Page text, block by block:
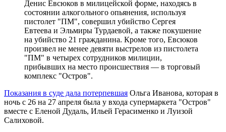
Денис Евсюков в милицейской форме, находясь в
состоянии алкогольного опьянения, используя
пистолет "ПМ", совершил убийство Сергея
Евтеева и Эльмиры Турдаевой, а также покушение
на убийство 21 гражданина. Кроме того, Евсюков
произвел не менее девяти выстрелов из пистолета
"ПМ" в четырех сотрудников милиции,
прибывших на место происшествия — в торговый
комплекс "Остров".
Показания в суде дала потерпевшая Ольга Иванова, которая в
ночь с 26 на 27 апреля была у входа супермаркета "Остров"
вместе с Еленой Дудаль, Ильей Герасименко и Луизой
Салиховой.